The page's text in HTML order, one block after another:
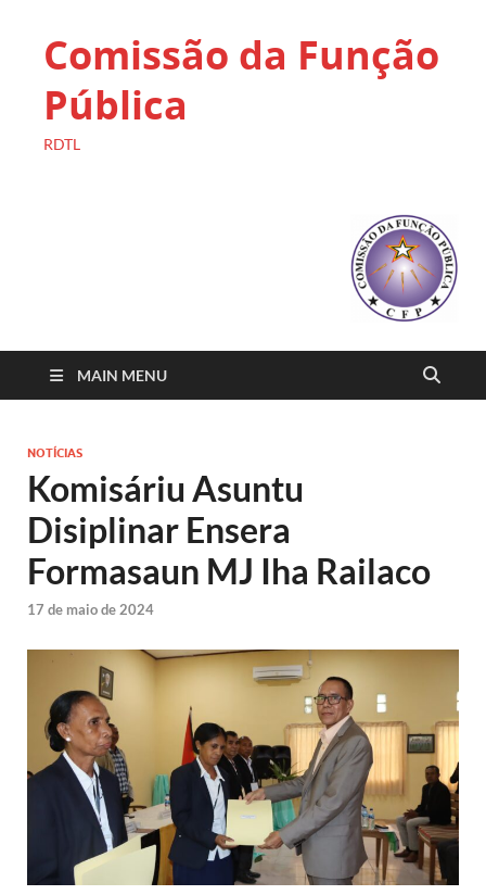
Comissão da Função
Pública
RDTL
MAIN MENU
NOTÍCIAS
Komisáriu Asuntu
Disiplinar Ensera
Formasaun MJ Iha Railaco
17 de maio de 2024